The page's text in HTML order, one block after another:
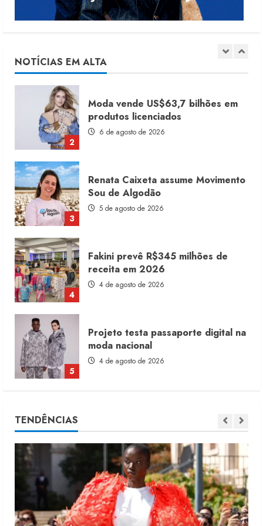
NOTÍCIAS EM ALTA
1
7 de agosto de 2026
2
Moda vende US$63,7 bilhões em
produtos licenciados
6 de agosto de 2026
3
Renata Caixeta assume Movimento
Sou de Algodão
5 de agosto de 2026
4
Fakini prevê R$345 milhões de
receita em 2026
4 de agosto de 2026
5
Projeto testa passaporte digital na
moda nacional
4 de agosto de 2026
1
Moda vende US$63,7 bilhões em
produtos licenciados
6 de agosto de 2026
TENDÊNCIAS